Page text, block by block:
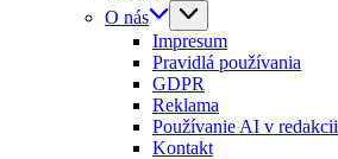
O nás
Impresum
Pravidlá používania
GDPR
Reklama
Používanie AI v redakcii
Kontakt